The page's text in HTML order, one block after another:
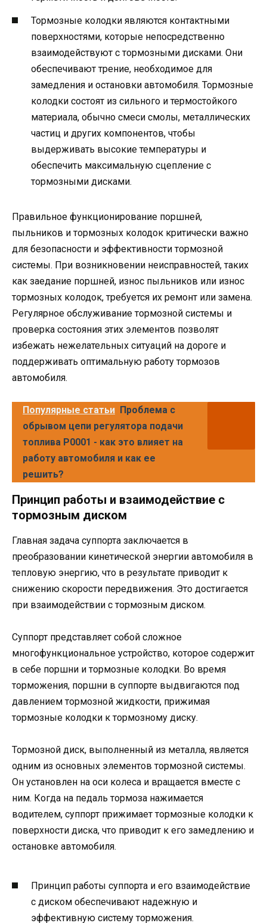
Тормозные колодки являются контактными
поверхностями, которые непосредственно
взаимодействуют с тормозными дисками. Они
обеспечивают трение, необходимое для
замедления и остановки автомобиля. Тормозные
колодки состоят из сильного и термостойкого
материала, обычно смеси смолы, металлических
частиц и других компонентов, чтобы
выдерживать высокие температуры и
обеспечить максимальную сцепление с
тормозными дисками.
Правильное функционирование поршней,
пыльников и тормозных колодок критически важно
для безопасности и эффективности тормозной
системы. При возникновении неисправностей, таких
как заедание поршней, износ пыльников или износ
тормозных колодок, требуется их ремонт или замена.
Регулярное обслуживание тормозной системы и
проверка состояния этих элементов позволят
избежать нежелательных ситуаций на дороге и
поддерживать оптимальную работу тормозов
автомобиля.
Популярные статьи Проблема с
обрывом цепи регулятора подачи
топлива P0001 - как это влияет на
работу автомобиля и как ее
решить?
Принцип работы и взаимодействие с
тормозным диском
Главная задача суппорта заключается в
преобразовании кинетической энергии автомобиля в
тепловую энергию, что в результате приводит к
снижению скорости передвижения. Это достигается
при взаимодействии с тормозным диском.
Суппорт представляет собой сложное
многофункциональное устройство, которое содержит
в себе поршни и тормозные колодки. Во время
торможения, поршни в суппорте выдвигаются под
давлением тормозной жидкости, прижимая
тормозные колодки к тормозному диску.
Тормозной диск, выполненный из металла, является
одним из основных элементов тормозной системы.
Он установлен на оси колеса и вращается вместе с
ним. Когда на педаль тормоза нажимается
водителем, суппорт прижимает тормозные колодки к
поверхности диска, что приводит к его замедлению и
остановке автомобиля.
Принцип работы суппорта и его взаимодействие
с диском обеспечивают надежную и
эффективную систему торможения.